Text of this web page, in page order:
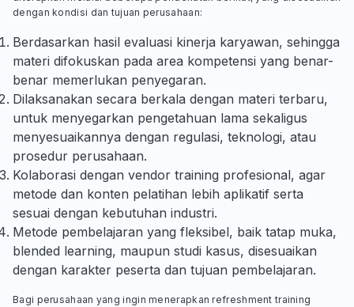
dengan kondisi dan tujuan perusahaan:
Berdasarkan hasil evaluasi kinerja karyawan, sehingga
materi difokuskan pada area kompetensi yang benar-
benar memerlukan penyegaran.
Dilaksanakan secara berkala dengan materi terbaru,
untuk menyegarkan pengetahuan lama sekaligus
menyesuaikannya dengan regulasi, teknologi, atau
prosedur perusahaan.
Kolaborasi dengan vendor training profesional, agar
metode dan konten pelatihan lebih aplikatif serta
sesuai dengan kebutuhan industri.
Metode pembelajaran yang fleksibel, baik tatap muka,
blended learning, maupun studi kasus, disesuaikan
dengan karakter peserta dan tujuan pembelajaran.
Bagi perusahaan yang ingin menerapkan refreshment training